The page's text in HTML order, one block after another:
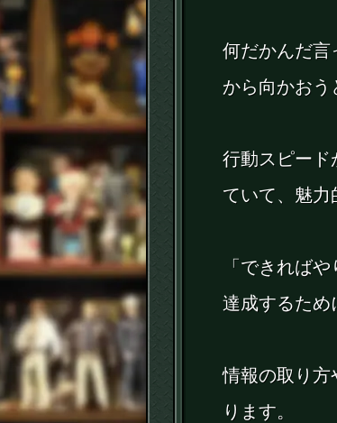
何だかんだ言
から向かおう
行動スピード
ていて、魅力
「できれば
達成するため
情報の取り方
ります。